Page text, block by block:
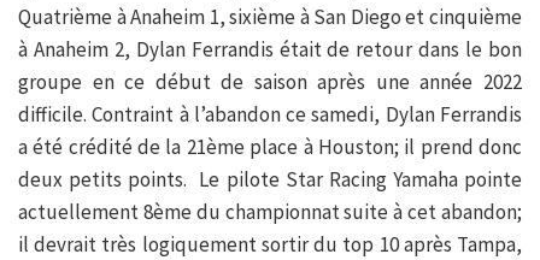
Quatrième à Anaheim 1, sixième à San Diego et cinquième
à Anaheim 2, Dylan Ferrandis était de retour dans le bon
groupe en ce début de saison après une année 2022
difficile. Contraint à l’abandon ce samedi, Dylan Ferrandis
a été crédité de la 21ème place à Houston; il prend donc
deux petits points. Le pilote Star Racing Yamaha pointe
actuellement 8ème du championnat suite à cet abandon;
il devrait très logiquement sortir du top 10 après Tampa,